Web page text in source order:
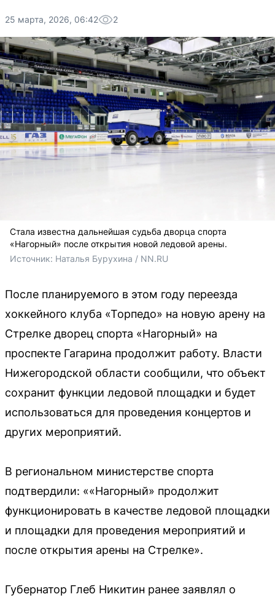
25 марта, 2026, 06:42 2
Стала известна дальнейшая судьба дворца спорта
«Нагорный» после открытия новой ледовой арены.
Источник: Наталья Бурухина / NN.RU
После планируемого в этом году переезда
хоккейного клуба «Торпедо» на новую арену на
Стрелке дворец спорта «Нагорный» на
проспекте Гагарина продолжит работу. Власти
Нижегородской области сообщили, что объект
сохранит функции ледовой площадки и будет
использоваться для проведения концертов и
других мероприятий.
В региональном министерстве спорта
подтвердили: ««Нагорный» продолжит
функционировать в качестве ледовой площадки
и площадки для проведения мероприятий и
после открытия арены на Стрелке».
Губернатор Глеб Никитин ранее заявлял о